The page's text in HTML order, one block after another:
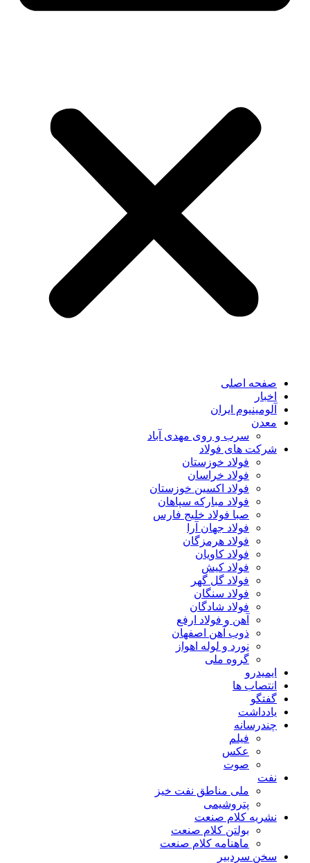
صفحه اصلی
اخبار
آلومینیوم ایران
معدن
سرب و روی مهدی آباد
شرکت های فولاد
فولاد خوزستان
فولاد خراسان
فولاد اکسین خوزستان
فولاد مبارکه سپاهان
صبا فولاد خلیج فارس
فولاد جهان آرا
فولاد هرمزگان
فولاد کاویان
فولاد کیش
فولاد گل گهر
فولاد سنگان
فولاد شادگان
آهن و فولاد ارفع
ذوب آهن اصفهان
نورد و لوله اهواز
گروه ملی
ایمیدرو
انتصاب ها
گفتگو
یادداشت
چندرسانه
فیلم
عکس
صوت
نفت
ملی مناطق نفت خیز
پتروشیمی
نشریه کلام صنعت
بولتن کلام صنعت
ماهنامه کلام صنعت
سخن سردبیر